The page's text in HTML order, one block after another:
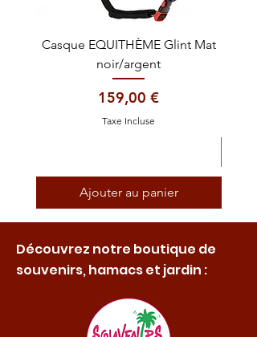
Casque EQUITHÈME Glint Mat
noir/argent
Prix
159,00 €
Taxe Incluse
Ajouter au panier
Découvrez notre boutique de
souvenirs, hamacs et jardin :